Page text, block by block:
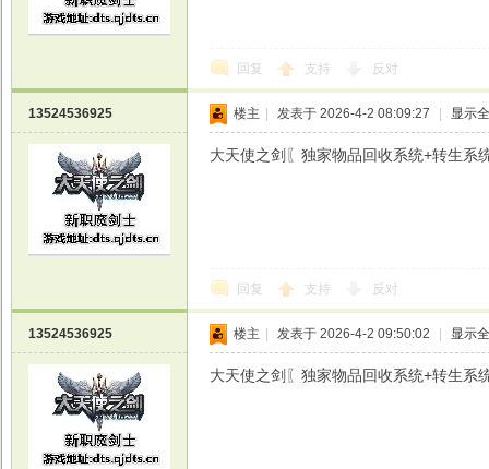
回复 支持 反对
13524536925 楼主 发表于 2026-4-2 08:09:27 显示
大天使之剑〖独家物品回收系统+转生
回复 支持 反对
13524536925 楼主 发表于 2026-4-2 09:50:02 显示
大天使之剑〖独家物品回收系统+转生